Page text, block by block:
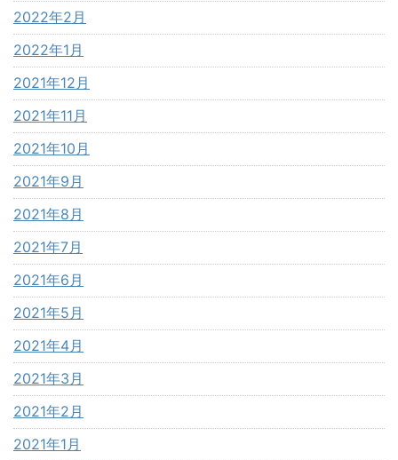
2022年2月
2022年1月
2021年12月
2021年11月
2021年10月
2021年9月
2021年8月
2021年7月
2021年6月
2021年5月
2021年4月
2021年3月
2021年2月
2021年1月